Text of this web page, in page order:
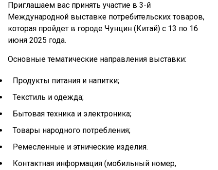
Приглашаем вас принять участие в 3-й
Международной выставке потребительских товаров,
которая пройдет в городе Чунцин (Китай) с 13 по 16
июня 2025 года.
Основные тематические направления выставки:
Продукты питания и напитки;
Текстиль и одежда;
Бытовая техника и электроника;
Товары народного потребления;
Ремесленные и этнические изделия.
Контактная информация (мобильный номер,